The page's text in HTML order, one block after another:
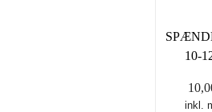
10-
inkl.